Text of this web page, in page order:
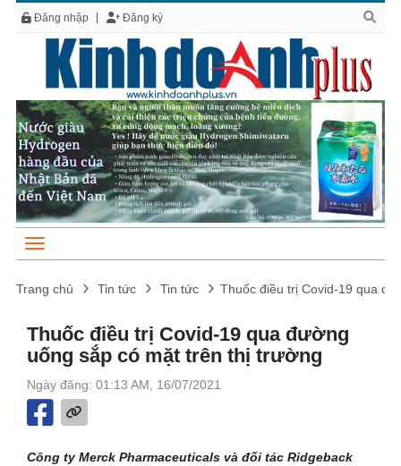
Đăng nhập Đăng ký
Trang chủ Tin tức Tin tức Thuốc điều trị Covid-19 qua
Thuốc điều trị Covid-19 qua đường
uống sắp có mặt trên thị trường
Ngày đăng: 01:13 AM, 16/07/2021
Công ty Merck Pharmaceuticals và đối tác Ridgeback